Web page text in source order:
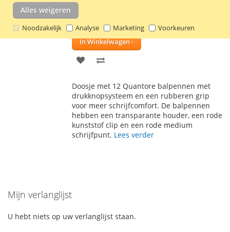
Alles weigeren
Noodzakelijk Analyse Marketing Voorkeuren
Waardering:
100
% of100
In Winkelwagen
VOEG
AAN
VERLANGLIJST
TE
VERGELIJKEN
Doosje met 12 Quantore balpennen met
drukknopsysteem en een rubberen grip
voor meer schrijfcomfort. De balpennen
hebben een transparante houder, een rode
kunststof clip en een rode medium
schrijfpunt. Lees verder
Mijn verlanglijst
U hebt niets op uw verlanglijst staan.